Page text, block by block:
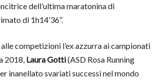
dell’ultima maratonina di
di 1h14’36”.
competizioni l’ex azzurra ai campionati
2018, Laura Gotti(ASD Rosa Running
inanellato svariati successi nel mondo